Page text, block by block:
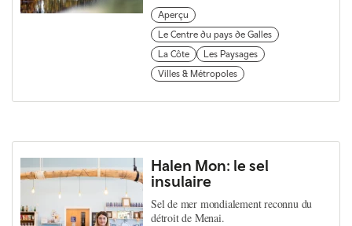
Aperçu
Le Centre du pays de Galles
La Côte
Les Paysages
Villes & Métropoles
Halen Mon: le sel
insulaire
Sel de mer mondialement reconnu du
détroit de Menai.